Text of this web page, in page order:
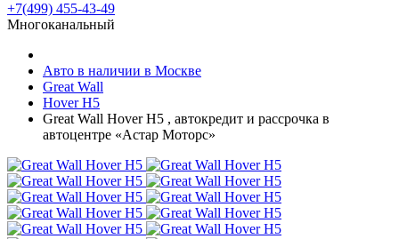
+7(499) 455-43-49
Многоканальный
Авто в наличии в Москве
Great Wall
Hover H5
Great Wall Hover H5 , автокредит и рассрочка в
автоцентре «Астар Моторс»